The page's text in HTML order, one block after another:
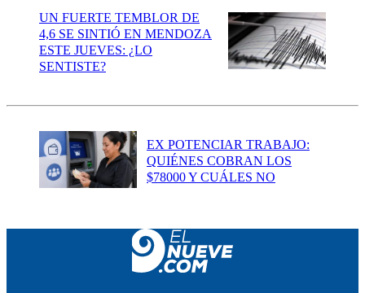
UN FUERTE TEMBLOR DE
4,6 SE SINTIÓ EN MENDOZA
ESTE JUEVES: ¿LO
SENTISTE?
EX POTENCIAR TRABAJO:
QUIÉNES COBRAN LOS
$78000 Y CUÁLES NO